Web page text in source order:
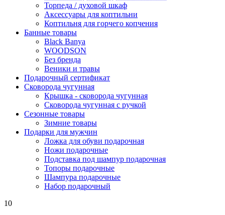
Торпеда / духовой шкаф
Аксессуары для коптильни
Коптильня для горчего копчения
Банные товары
Black Banya
WOODSON
Без бренда
Веники и травы
Подарочный сертификат
Сковорода чугунная
Крышка - сковорода чугунная
Сковорода чугунная с ручкой
Сезонные товары
Зимние товары
Подарки для мужчин
Ложка для обуви подарочная
Ножи подарочные
Подставка под шампур подарочная
Топоры подарочные
Шампура подарочные
Набор подарочный
10